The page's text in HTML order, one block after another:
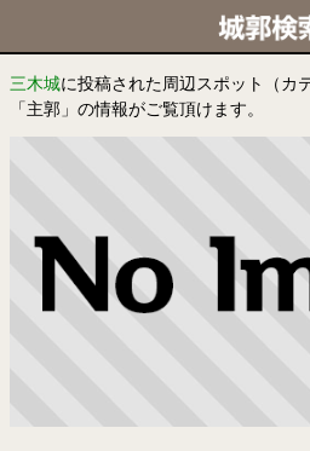
三木城に投稿された周辺スポット（カ
「主郭」の情報がご覧頂けます。